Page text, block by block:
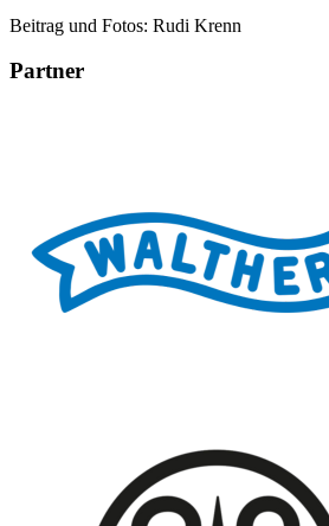
Beitrag und Fotos: Rudi Krenn
Partner